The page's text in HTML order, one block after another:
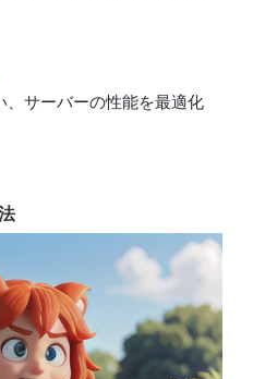
、サーバーの性能を最適化